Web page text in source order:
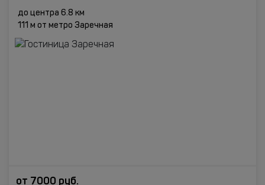
до центра 6.8 км
111 м от метро Заречная
от 7000 руб.